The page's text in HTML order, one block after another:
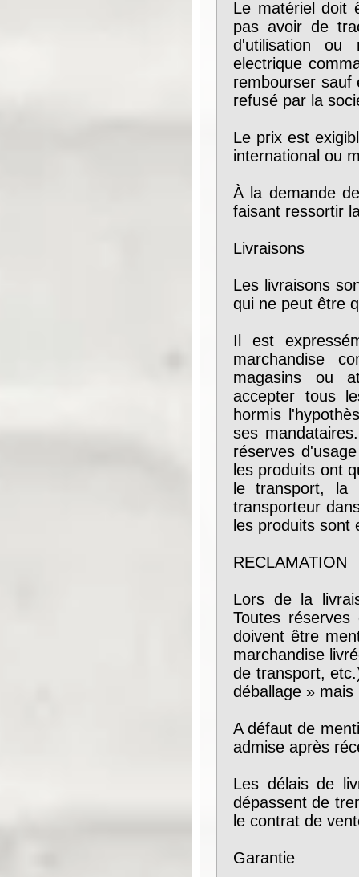
Le matériel doit
pas avoir de
d'utilisation ou
electrique
rembourser sauf
refusé par la
Le prix est
international ou
À la demande
faisant ressortir
Livraisons
Les livraisons
qui ne peut être
Il est
marchandise
magasins ou
accepter tous
hormis
ses
réserves
les produits ont
le transport, la
transporteur
les produits sont
RECLAMATION
Lors de la
Toutes
doivent être
marchandise
de transport,
déballage »
A défaut de
admise après
Les délais de
dépassent de
le contrat de
Garantie